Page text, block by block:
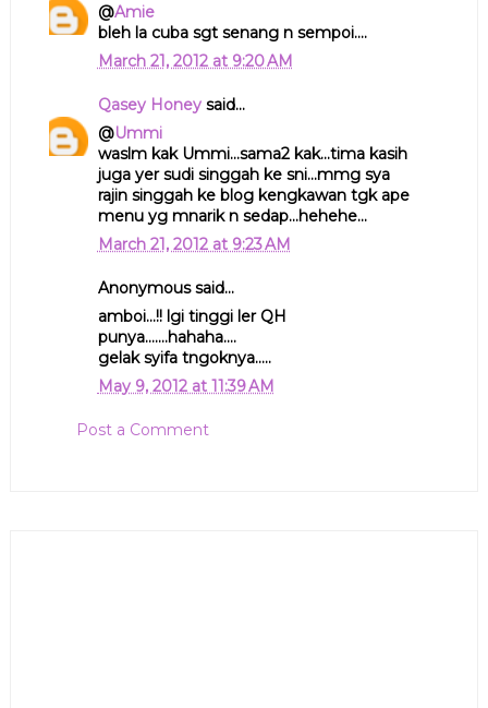
@Amie
bleh la cuba sgt senang n sempoi....
March 21, 2012 at 9:20 AM
Qasey Honeysaid...
@Ummi
waslm kak Ummi...sama2 kak...tima kasih
juga yer sudi singgah ke sni...mmg sya
rajin singgah ke blog kengkawan tgk ape
menu yg mnarik n sedap...hehehe...
March 21, 2012 at 9:23 AM
Anonymous said...
amboi...!! lgi tinggi ler QH
punya.......hahaha....
gelak syifa tngoknya.....
May 9, 2012 at 11:39 AM
Post a Comment